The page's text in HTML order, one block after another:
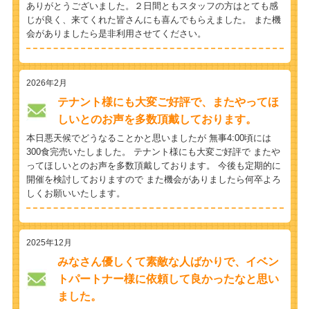
ありがとうございました。２日間ともスタッフの方はとても感
じが良く、来てくれた皆さんにも喜んでもらえました。 また機
会がありましたら是非利用させてください。
2026年2月
テナント様にも大変ご好評で、またやってほ
しいとのお声を多数頂戴しております。
本日悪天候でどうなることかと思いましたが 無事4:00頃には
300食完売いたしました。 テナント様にも大変ご好評で またや
ってほしいとのお声を多数頂戴しております。 今後も定期的に
開催を検討しておりますので また機会がありましたら何卒よろ
しくお願いいたします。
2025年12月
みなさん優しくて素敵な人ばかりで、イベン
トパートナー様に依頼して良かったなと思い
ました。